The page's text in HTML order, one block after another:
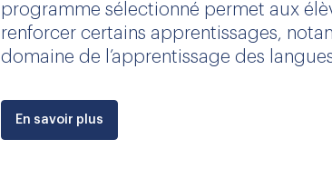
programme sélectionné permet aux
renforcer certains apprentissages,
domaine de l’apprentissage des
En savoir plus